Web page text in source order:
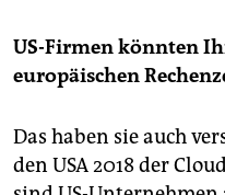
US-Firmen könnten
europäischen
Das haben sie auch
den USA 2018 der